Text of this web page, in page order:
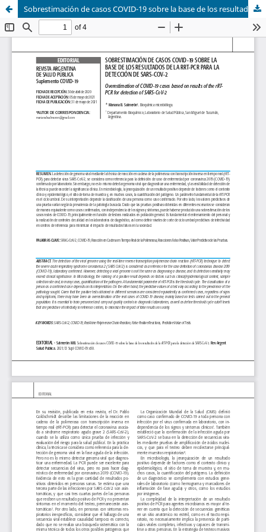
Sobrestimación de casos COVID-19 sobre la base de los resultados de la RRT-PCR para la detección de SARS-COV-2